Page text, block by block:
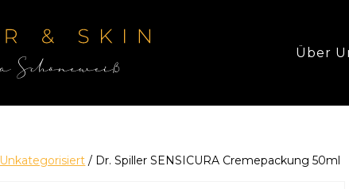
Über
Unkategorisiert / Dr. Spiller SENSICURA Cremepackung 50ml